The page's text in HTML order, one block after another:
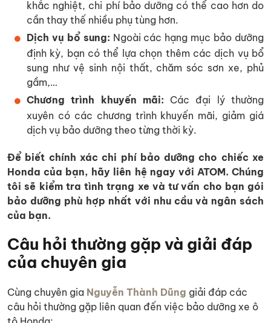
khắc nghiệt, chi phí bảo dưỡng có thể cao hơn do
cần thay thế nhiều phụ tùng hơn.
Dịch vụ bổ sung: Ngoài các hạng mục bảo dưỡng
định kỳ, bạn có thể lựa chọn thêm các dịch vụ bổ
sung như vệ sinh nội thất, chăm sóc sơn xe, phủ
gầm,…
Chương trình khuyến mãi: Các đại lý thường
xuyên có các chương trình khuyến mãi, giảm giá
dịch vụ bảo dưỡng theo từng thời kỳ.
Để biết chính xác chi phí bảo dưỡng cho chiếc xe
Honda của bạn, hãy liên hệ ngay với ATOM. Chúng
tôi sẽ kiểm tra tình trạng xe và tư vấn cho bạn gói
bảo dưỡng phù hợp nhất với nhu cầu và ngân sách
của bạn.
Câu hỏi thường gặp và giải đáp
của chuyên gia
Cùng chuyên gia Nguyễn Thành Dũng giải đáp các
câu hỏi thường gặp liên quan đến việc bảo dưỡng xe ô